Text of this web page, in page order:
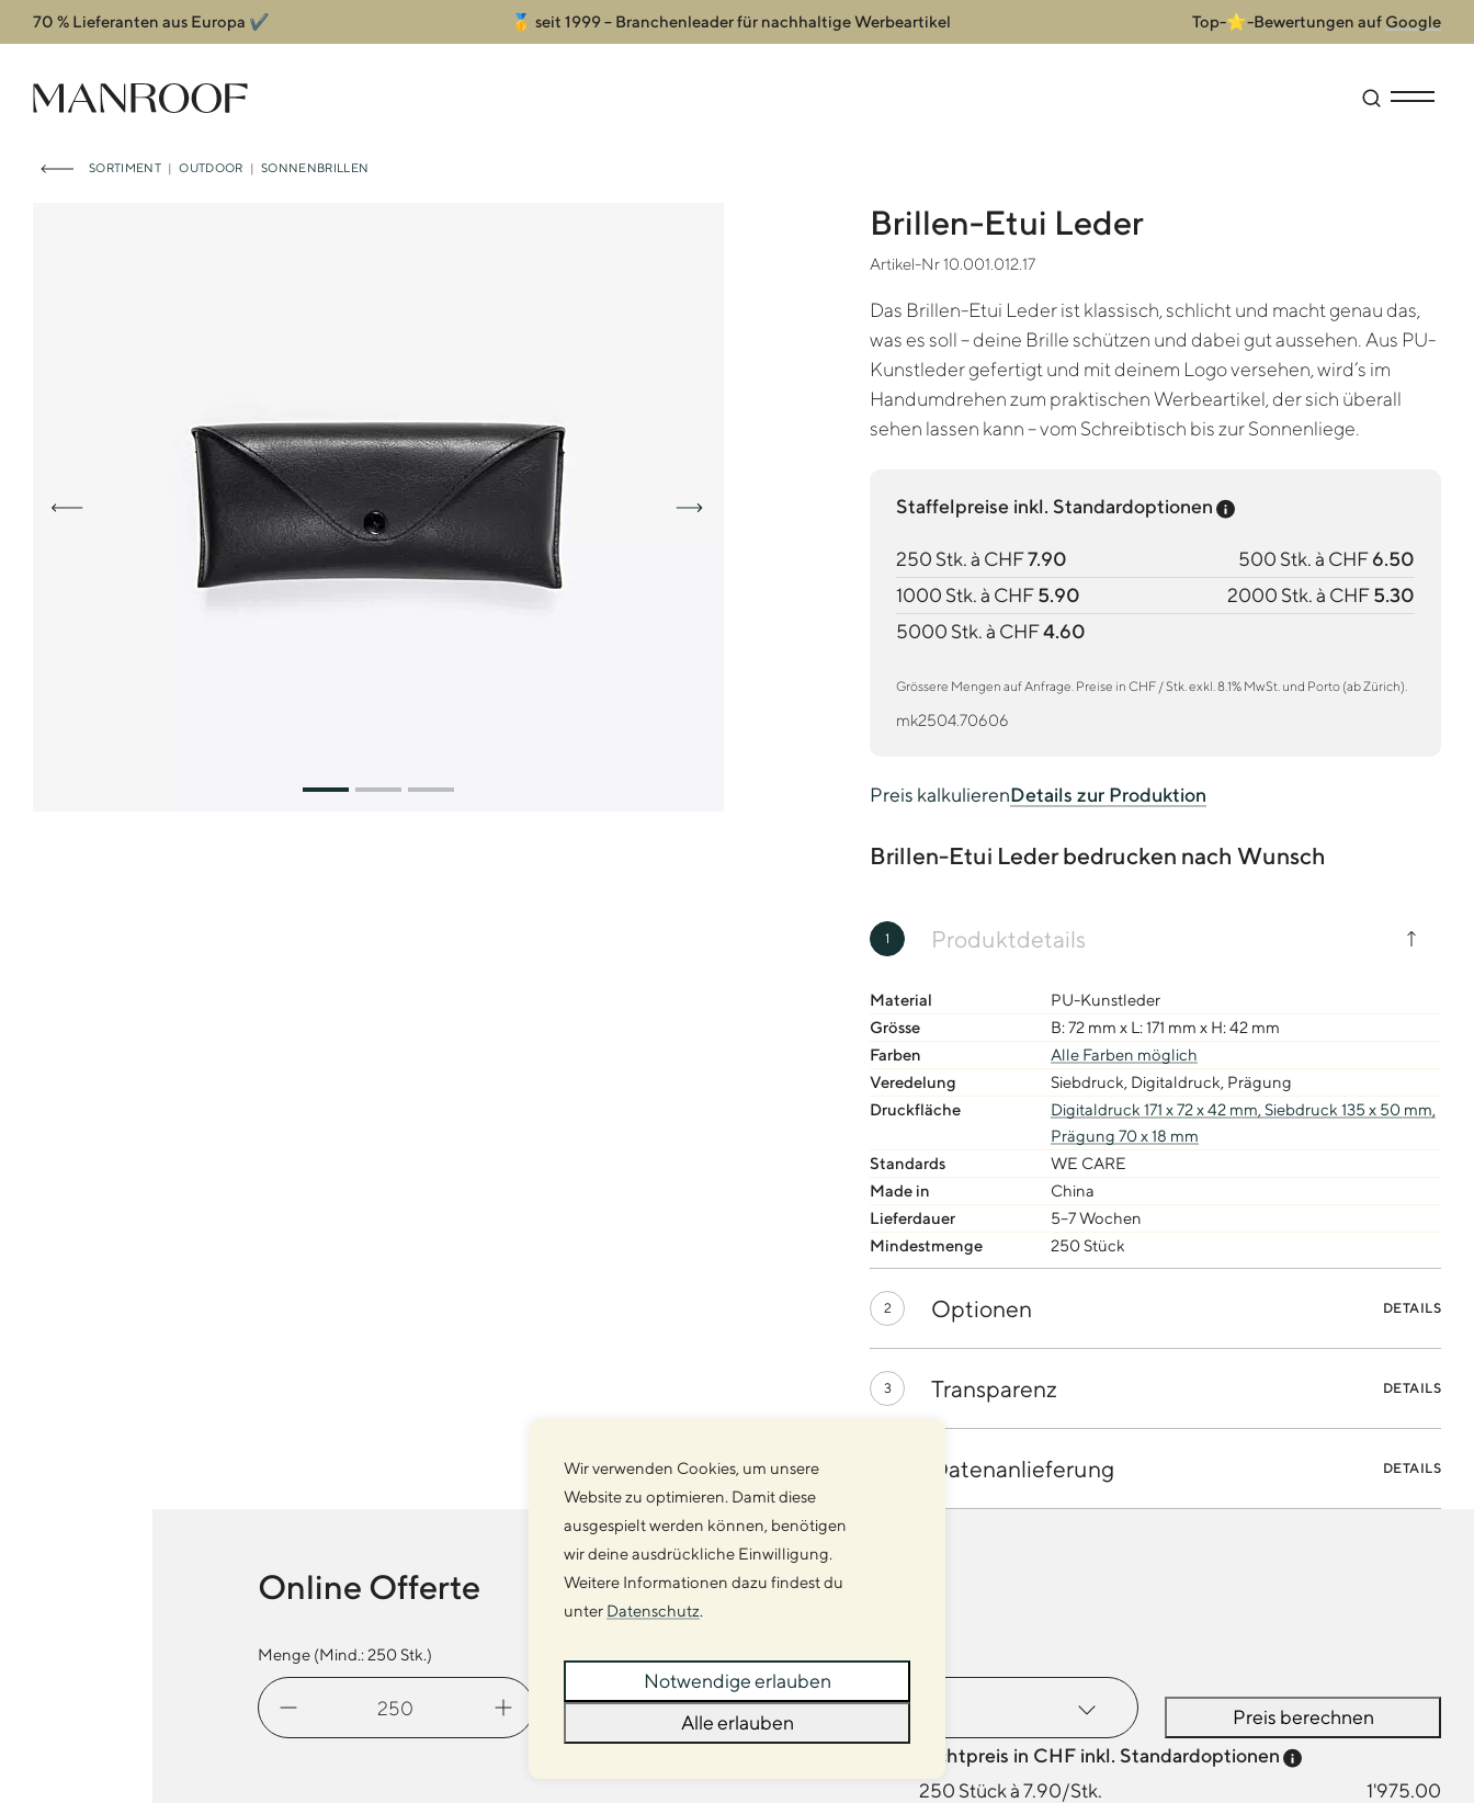
70 % Lieferanten aus Europa ✔️ 🥇 seit 1999 – Branchenleader für nachhaltige Werbeartikel Top-⭐-Bewertungen auf Google
Header
Manroof GmbH Suche
SORTIMENT | OUTDOOR | SONNENBRILLEN
Brillen-Etui Leder
Artikel-Nr 10.001.012.17
Das Brillen-Etui Leder ist klassisch, schlicht und macht genau das,
was es soll – deine Brille schützen und dabei gut aussehen. Aus PU-
Kunstleder gefertigt und mit deinem Logo versehen, wird’s im
Handumdrehen zum praktischen Werbeartikel, der sich überall
sehen lassen kann – vom Schreibtisch bis zur Sonnenliege.
Staffelpreise inkl. Standardoptionen Preis-Tooltip anzeigen
250 Stk. à CHF7.90 500 Stk. à CHF6.50
1000 Stk. à CHF5.90 2000 Stk. à CHF5.30
5000 Stk. à CHF4.60
Grössere Mengen auf Anfrage. Preise in CHF / Stk. exkl. 8.1% MwSt. und Porto (ab Zürich).
mk2504.70606
Preis kalkulierenDetails zur Produktion
Brillen-Etui Leder bedrucken nach Wunsch
1 Produktdetails
Material
PU-Kunstleder
Grösse
B: 72 mm x L: 171 mm x H: 42 mm
Farben
Alle Farben möglich
Veredelung
Siebdruck, Digitaldruck, Prägung
Druckfläche
Digitaldruck 171 x 72 x 42 mm, Siebdruck 135 x 50 mm,
Prägung 70 x 18 mm
Standards
WE CARE
Made in
China
Lieferdauer
5–7 Wochen
Mindestmenge
250 Stück
2 Optionen DETAILS
3 Transparenz DETAILS
Datenanlieferung DETAILS
Online Offerte
Menge (Mind.:250Stk.)
Brillen-
Etui
Preis berechnen
Richtpreis in CHF inkl. Standardoptionen
Preis-Tooltip
250 Stück à 7.90/Stk.
1'975.00
Wir verwenden Cookies, um unsere
Website zu optimieren. Damit diese
ausgespielt werden können, benötigen
wir deine ausdrückliche Einwilligung.
Weitere Informationen dazu findest du
unter Datenschutz.
Notwendige erlauben
Alle erlauben